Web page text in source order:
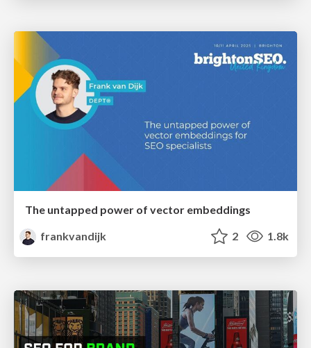
The untapped power of vector embeddings
frankvandijk
2 1.8k